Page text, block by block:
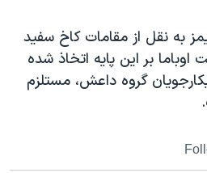
به نقل از مقامات کاخ سفید
بر این پایه اتخاذ شده
گروه داعش، مستلزم